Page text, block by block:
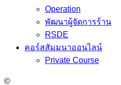
Operation
พัฒนาผู้จัดการร้าน
RSDE
คอร์สสัมมนาออนไลน์
Private Course
©